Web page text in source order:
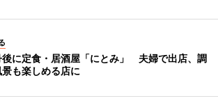
後に定食・居酒屋「にとみ」 夫婦で出店、調
も楽しめる店に